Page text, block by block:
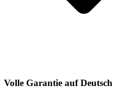
Volle Garantie auf Deutsch